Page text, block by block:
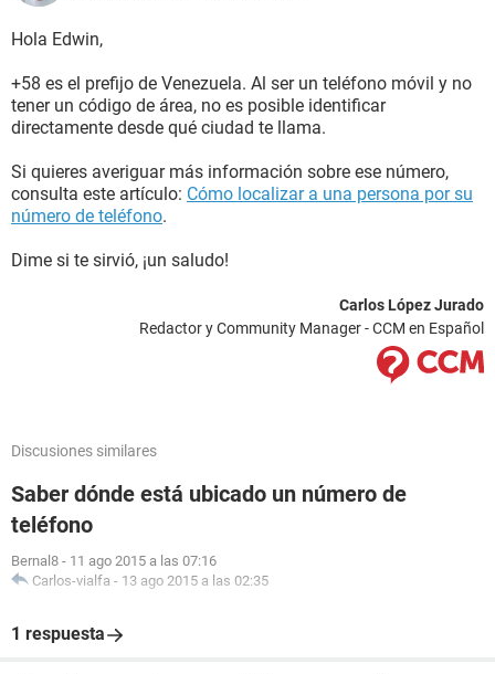
Hola Edwin,
+58 es el prefijo de Venezuela. Al ser un teléfono móvil y no
tener un código de área, no es posible identificar
directamente desde qué ciudad te llama.
Si quieres averiguar más información sobre ese número,
consulta este artículo: Cómo localizar a una persona por su
número de teléfono.
Dime si te sirvió, ¡un saludo!
Carlos López Jurado
Redactor y Community Manager - CCM en Español
Discusiones similares
Saber dónde está ubicado un número de
teléfono
Bernal8 - 11 ago 2015 a las 07:16
Carlos-vialfa - 13 ago 2015 a las 02:35
1 respuesta